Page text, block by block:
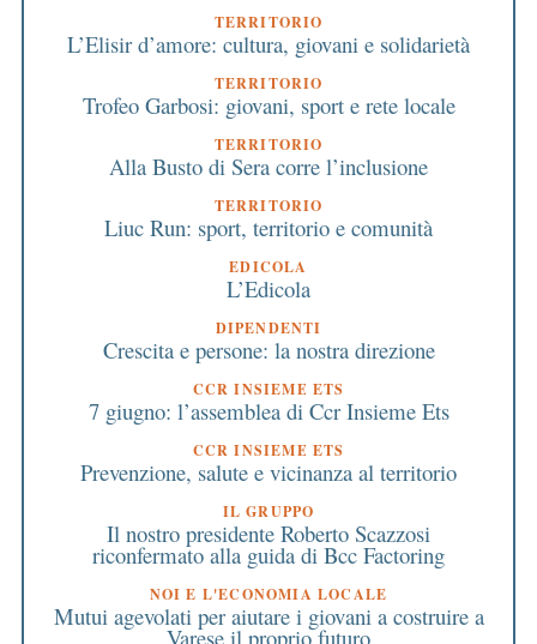
TERRITORIO
L’Elisir d’amore: cultura, giovani e solidarietà
TERRITORIO
Trofeo Garbosi: giovani, sport e rete locale
TERRITORIO
Alla Busto di Sera corre l’inclusione
TERRITORIO
Liuc Run: sport, territorio e comunità
EDICOLA
L’Edicola
DIPENDENTI
Crescita e persone: la nostra direzione
CCR INSIEME ETS
7 giugno: l’assemblea di Ccr Insieme Ets
CCR INSIEME ETS
Prevenzione, salute e vicinanza al territorio
IL GRUPPO
Il nostro presidente Roberto Scazzosi
riconfermato alla guida di Bcc Factoring
NOI E L'ECONOMIA LOCALE
Mutui agevolati per aiutare i giovani a costruire a
Varese il proprio futuro